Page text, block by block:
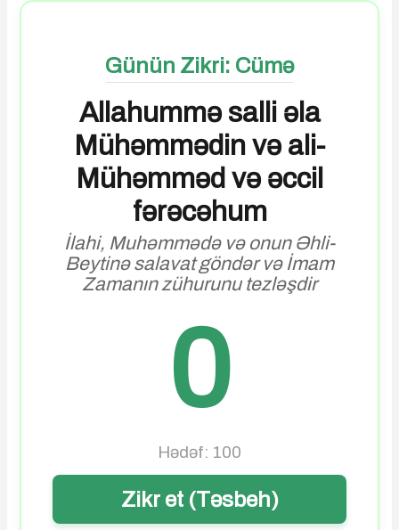
Günün Zikri: Cümə
Allahummə salli əla
Mühəmmədin və ali-
Mühəmməd və əccil
fərəcəhum
İlahi, Muhəmmədə və onun Əhli-
Beytinə salavat göndər və İmam
Zamanın zühurunu tezləşdir
0
Hədəf: 100
Zikr et (Təsbeh)